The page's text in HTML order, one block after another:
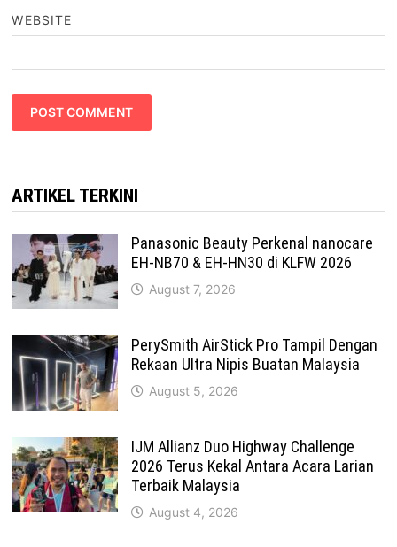
WEBSITE
ARTIKEL TERKINI
Panasonic Beauty Perkenal nanocare
EH-NB70 & EH-HN30 di KLFW 2026
August 7, 2026
PerySmith AirStick Pro Tampil Dengan
Rekaan Ultra Nipis Buatan Malaysia
August 5, 2026
IJM Allianz Duo Highway Challenge
2026 Terus Kekal Antara Acara Larian
Terbaik Malaysia
August 4, 2026